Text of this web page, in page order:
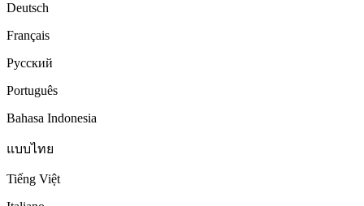
Deutsch
Français
Русский
Português
Bahasa Indonesia
แบบไทย
Tiếng Việt